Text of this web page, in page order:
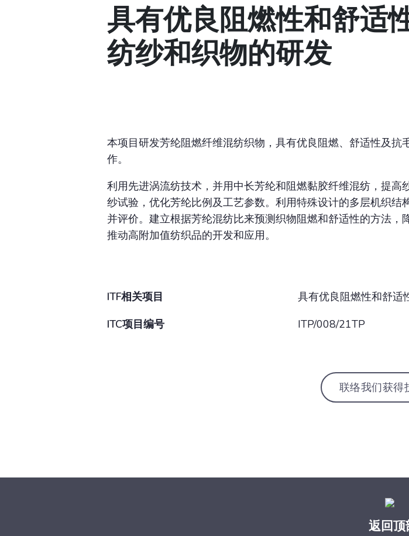
具有优良阻燃性和舒适
纺纱和织物的研发
本项目研发芳纶阻燃纤维混纺织物，具有优良阻燃、舒适性及
作。
利用先进涡流纺技术，并用中长芳纶和阻燃黏胶纤维混纺，提
纱试验，优化芳纶比例及工艺参数。利用特殊设计的多层机织
并评价。建立根据芳纶混纺比来预测织物阻燃和舒适性的方法
推动高附加值纺织品的开发和应用。
ITF相关项目
具有优良阻燃性和舒适
ITC项目编号
ITP/008/21TP
联络我们获得
返回顶